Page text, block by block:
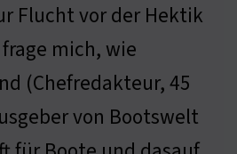
Flucht vor der Hektik
mich, wie
(Chefredakteur, 45
von Bootswelt